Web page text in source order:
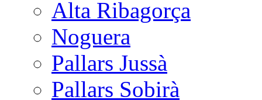
Alta Ribagorça
Noguera
Pallars Jussà
Pallars Sobirà